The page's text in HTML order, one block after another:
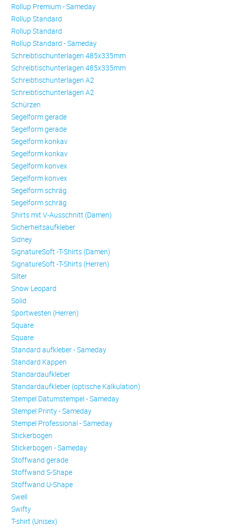
Rollup Premium - Sameday
Rollup Standard
Rollup Standard
Rollup Standard - Sameday
Schreibtischunterlagen 485x335mm
Schreibtischunterlagen 485x335mm
Schreibtischunterlagen A2
Schreibtischunterlagen A2
Schürzen
Se­gel­form ge­ra­de
Se­gel­form ge­ra­de
Se­gel­form konkav
Se­gel­form konkav
Se­gel­form konvex
Se­gel­form konvex
Se­gel­form schräg
Se­gel­form schräg
Shirts mit V-Ausschnitt (Damen)
Sicherheitsaufkleber
Sidney
SignatureSoft -T-Shirts (Damen)
SignatureSoft -T-Shirts (Herren)
Silter
Snow Leopard
Solid
Sportwesten (Herren)
Square
Square
Standard aufkleber - Sameday
Standard Kappen
Standardaufkleber
Standardaufkleber (optische Kalkulation)
Stempel Datumstempel - Sameday
Stempel Printy - Sameday
Stempel Professional - Sameday
Stickerbogen
Stickerbogen - Sameday
Stoffwand gerade
Stoffwand S-Shape
Stoffwand U-Shape
Swell
Swifty
T-shirt (Unisex)